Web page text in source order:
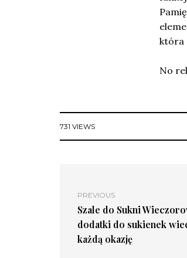
która
No
731 VIEWS
PREVIOUS
Szale do Sukni
dodatki do sukienek
każdą okazję